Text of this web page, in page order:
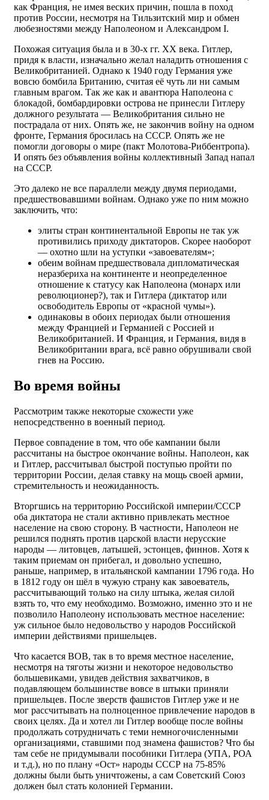
как Франция, не имея веских причин, пошла в поход
против России, несмотря на Тильзитский мир и обмен
любезностями между Наполеоном и Александром I.
Похожая ситуация была и в 30-х гг. XX века. Гитлер,
придя к власти, изначально желал наладить отношения с
Великобританией. Однако к 1940 году Германия уже
вовсю бомбила Британию, считая её чуть ли ни самым
главным врагом. Так же как и авантюра Наполеона с
блокадой, бомбардировки острова не принесли Гитлеру
должного результата — Великобритания сильно не
пострадала от них. Опять же, не закончив войну на одном
фронте, Германия бросилась на СССР. Опять же не
помогли договоры о мире (пакт Молотова-Риббентропа).
И опять без объявления войны коллективный Запад напал
на СССР.
Это далеко не все параллели между двумя периодами,
предшествовавшими войнам. Однако уже по ним можно
заключить, что:
элиты стран континентальной Европы не так уж
противились приходу диктаторов. Скорее наоборот
— охотно шли на уступки «завоевателям»;
обеим войнам предшествовала дипломатическая
неразбериха на континенте и неопределенное
отношение к статусу как Наполеона (монарх или
революционер?), так и Гитлера (диктатор или
освободитель Европы от «красной чумы»).
одинаковы в обоих периодах были отношения
между Францией и Германией с Россией и
Великобританией. И Франция, и Германия, видя в
Великобритании врага, всё равно обрушивали свой
гнев на Россию.
Во время войны
Рассмотрим также некоторые схожести уже
непосредственно в военный период.
Первое совпадение в том, что обе кампании были
рассчитаны на быстрое окончание войны. Наполеон, как
и Гитлер, рассчитывал быстрой поступью пройти по
территории России, делая ставку на мощь своей армии,
стремительность и неожиданность.
Вторгшись на территорию Российской империи/СССР
оба диктатора не стали активно привлекать местное
население на свою сторону. В частности, Наполеон не
решился поднять против царской власти нерусские
народы — литовцев, латышей, эстонцев, финнов. Хотя к
таким приемам он прибегал, и довольно успешно,
раньше, например, в итальянской кампании 1796 года. Но
в 1812 году он шёл в чужую страну как завоеватель,
рассчитывающий только на силу штыка, желая силой
взять то, что ему необходимо. Возможно, именно это и не
позволило Наполеону использовать местное население:
уж сильное было недовольство у народов Российской
империи действиями пришельцев.
Что касается ВОВ, так в то время местное население,
несмотря на тяготы жизни и некоторое недовольство
большевиками, увидев действия захватчиков, в
подавляющем большинстве вовсе в штыки приняли
пришельцев. После зверств фашистов Гитлер уже и не
мог рассчитывать на полноценное привлечение народов в
своих целях. Да и хотел ли Гитлер вообще после войны
продолжать сотрудничать с теми немногочисленными
организациями, ставшими под знамена фашистов? Что бы
там себе не придумывали пособники Гитлера (УПА, РОА
и т.д.), но по плану «Ост» народы СССР на 75-85%
должны были быть уничтожены, а сам Советский Союз
должен был стать колонией Германии.